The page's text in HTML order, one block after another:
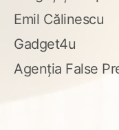
Emil Călinescu
Gadget4u
Agenția False